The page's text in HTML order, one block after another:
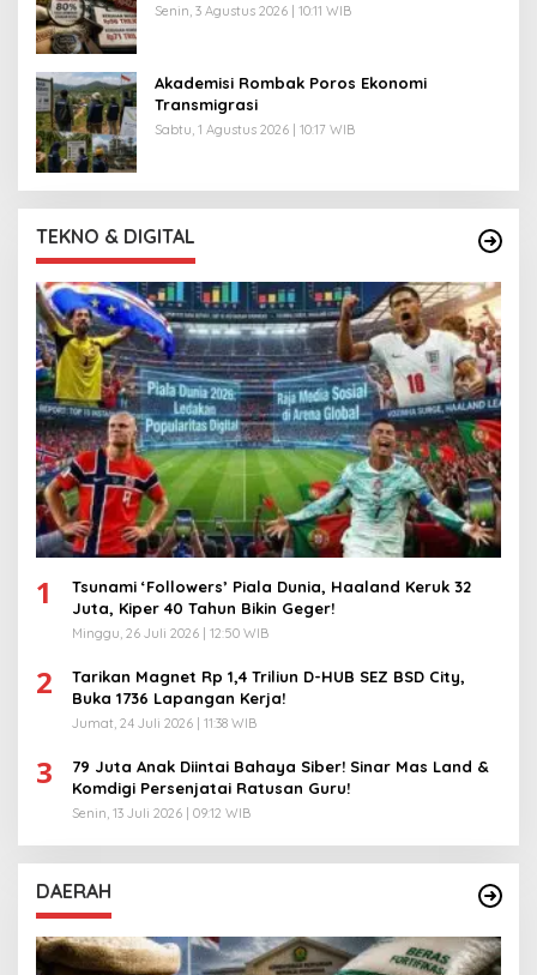
Senin, 3 Agustus 2026 | 10:11 WIB
Akademisi Rombak Poros Ekonomi
Transmigrasi
Sabtu, 1 Agustus 2026 | 10:17 WIB
TEKNO & DIGITAL
1
Tsunami ‘Followers’ Piala Dunia, Haaland Keruk 32
Juta, Kiper 40 Tahun Bikin Geger!
Minggu, 26 Juli 2026 | 12:50 WIB
2
Tarikan Magnet Rp 1,4 Triliun D-HUB SEZ BSD City,
Buka 1736 Lapangan Kerja!
Jumat, 24 Juli 2026 | 11:38 WIB
3
79 Juta Anak Diintai Bahaya Siber! Sinar Mas Land &
Komdigi Persenjatai Ratusan Guru!
Senin, 13 Juli 2026 | 09:12 WIB
DAERAH